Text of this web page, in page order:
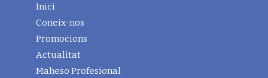
Inici
Coneix-nos
Promocions
Actualitat
Maheso Profesional